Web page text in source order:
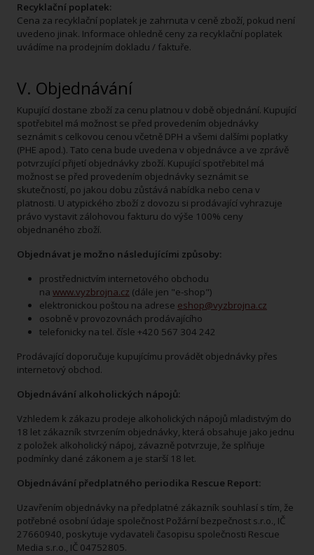
Recyklační poplatek:
Cena za recyklační poplatek je zahrnuta v ceně zboží, pokud není
uvedeno jinak. Informace ohledně ceny za recyklační poplatek
uvádíme na prodejním dokladu / faktuře.
V. Objednávání
Kupující dostane zboží za cenu platnou v době objednání. Kupující
spotřebitel má možnost se před provedením objednávky
seznámit s celkovou cenou včetně DPH a všemi dalšími poplatky
(PHE apod.). Tato cena bude uvedena v objednávce a ve zprávě
potvrzující přijetí objednávky zboží. Kupující spotřebitel má
možnost se před provedením objednávky seznámit se
skutečností, po jakou dobu zůstává nabídka nebo cena v
platnosti. U atypického zboží z dovozu si prodávající vyhrazuje
právo vystavit zálohovou fakturu do výše 100% ceny
objednaného zboží.
Objednávat je možno následujícími způsoby:
prostřednictvím internetového obchodu
na www.vyzbrojna.cz (dále jen "e-shop")
elektronickou poštou na adrese eshop@vyzbrojna.cz
osobně v provozovnách prodávajícího
telefonicky na tel. čísle +420 567 304 242
Prodávající doporučuje kupujícímu provádět objednávky přes
internetový obchod.
Objednávání alkoholických nápojů:
Vzhledem k zákazu prodeje alkoholických nápojů mladistvým do
18 let zákazník stvrzením objednávky, která obsahuje jako jednu
z položek alkoholický nápoj, závazně potvrzuje, že splňuje
podmínky dané zákonem a je starší 18 let.
Objednávání předplatného periodika Rescue Report:
Uzavřením objednávky na předplatné zákazník souhlasí s tím, že
potřebné osobní údaje společnost Požární bezpečnost s.r.o., IČ
27660940, poskytuje vydavateli časopisu společnosti Rescue
Media s.r.o., IČ 04752805.